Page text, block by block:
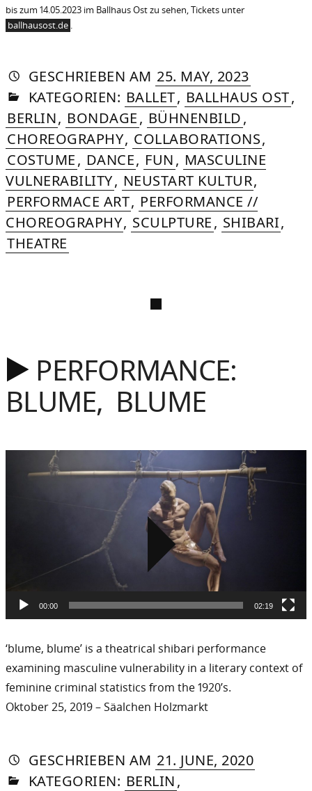
bis zum 14.05.2023 im Ballhaus Ost zu sehen, Tickets unter
ballhausost.de .
GESCHRIEBEN VON
AUTORIN
DASNIYA
SOMMER
AM 25. MAY, 2023»6.
IN
KATEGORIEN: BALLET, BALLHAUS OST,
BERLIN, BONDAGE, BÜHNENBILD,
CHOREOGRAPHY, COLLABORATIONS,
COSTUME, DANCE, FUN, MASCULINE
VULNERABILITY, NEUSTART KULTUR,
PERFORMACE ART, PERFORMANCE //
CHOREOGRAPHY, SCULPTURE, SHIBARI,
THEATRE
PERFORMANCE:
BLUME, BLUME
Player
00:00 02:19
‘blume, blume’ is a theatrical shibari performance
examining masculine vulnerability in a literary context of
feminine criminal statistics from the 1920’s.
Oktober 25, 2019 – Säalchen Holzmarkt
GESCHRIEBEN VON
AUTORIN
DASNIYA
SOMMER
AM 21. JUNE, 2020»5.
IN
KATEGORIEN: BERLIN,